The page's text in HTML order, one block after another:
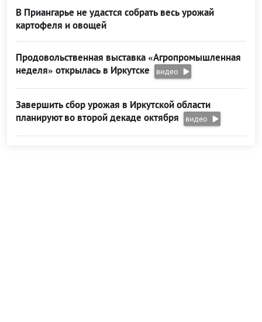
В Приангарье не удастся собрать весь урожай
картофеля и овощей
Продовольственная выставка «Агропромышленная
неделя» открылась в Иркутске
видео
Завершить сбор урожая в Иркутской области
планируют во второй декаде октября
видео